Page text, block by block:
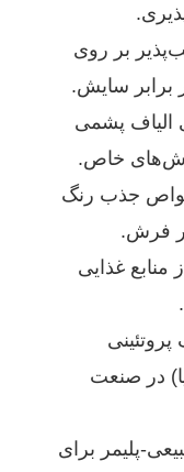
بر روی
سایش.
الیاف پشمی
خاص.
خواص جذب رنگ
فرش.
منابع غذایی
در صنعت
پلیمر برای